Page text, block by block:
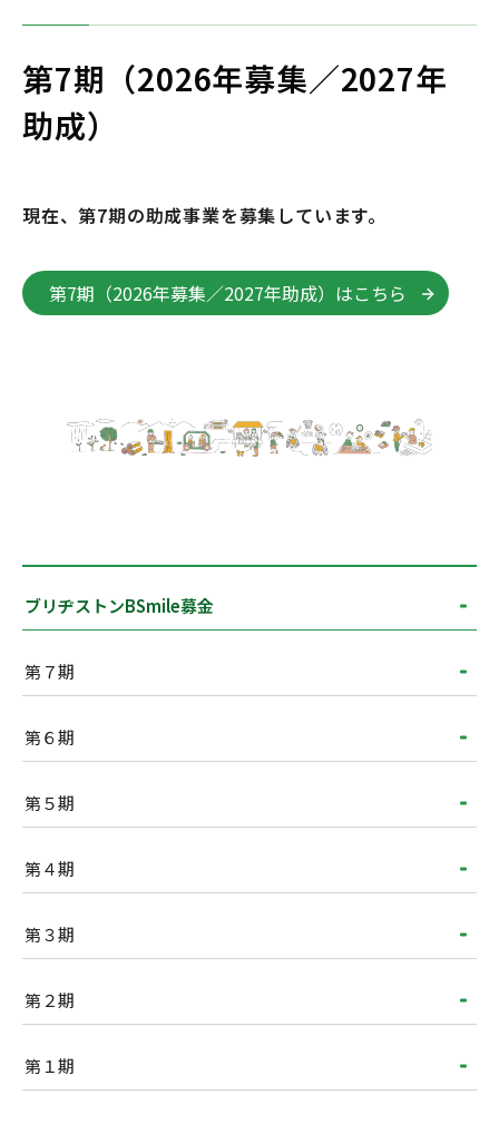
第7期（2026年募集／2027年
助成）
現在、第7期の助成事業を募集しています。
第7期（2026年募集／2027年助成）はこちら
ブリヂストンBSmile募金
第７期
第６期
第５期
第４期
第３期
第２期
第１期